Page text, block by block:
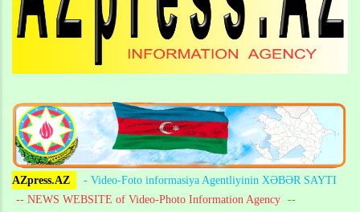
AZpress.AZ
- Video-Foto informasiya Agentliyinin XƏBƏR SAYTI
-- NEWS WEBSITE of Video-Photo Information Agency --